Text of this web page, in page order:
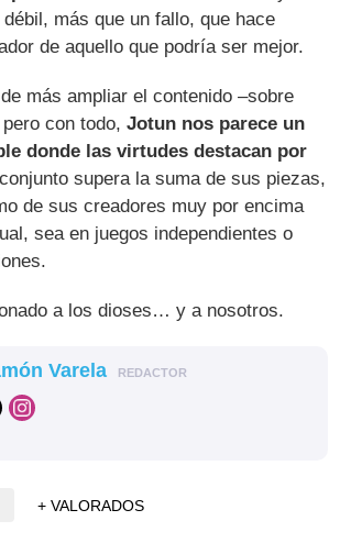
más que un fallo, que hace
de aquello que podría ser mejor.
más ampliar el contenido –sobre
con todo,Jotun nos parece un
donde las virtudes destacan por
supera la suma de sus piezas,
de sus creadores muy por encima
sea en juegos independientes o
a los dioses… y a nosotros.
Varela REDACTOR
+ VALORADOS